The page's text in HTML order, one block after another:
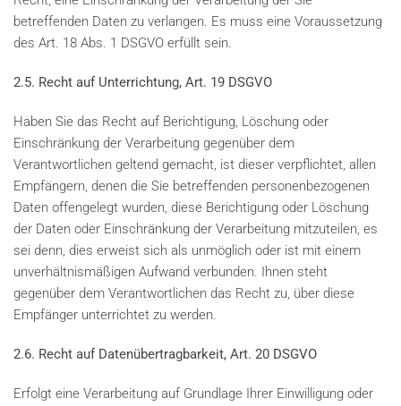
betreffenden Daten zu verlangen. Es muss eine Voraussetzung
des Art. 18 Abs. 1 DSGVO erfüllt sein.
2.5. Recht auf Unterrichtung, Art. 19 DSGVO
Haben Sie das Recht auf Berichtigung, Löschung oder
Einschränkung der Verarbeitung gegenüber dem
Verantwortlichen geltend gemacht, ist dieser verpflichtet, allen
Empfängern, denen die Sie betreffenden personenbezogenen
Daten offengelegt wurden, diese Berichtigung oder Löschung
der Daten oder Einschränkung der Verarbeitung mitzuteilen, es
sei denn, dies erweist sich als unmöglich oder ist mit einem
unverhältnismäßigen Aufwand verbunden. Ihnen steht
gegenüber dem Verantwortlichen das Recht zu, über diese
Empfänger unterrichtet zu werden.
2.6. Recht auf Datenübertragbarkeit, Art. 20 DSGVO
Erfolgt eine Verarbeitung auf Grundlage Ihrer Einwilligung oder